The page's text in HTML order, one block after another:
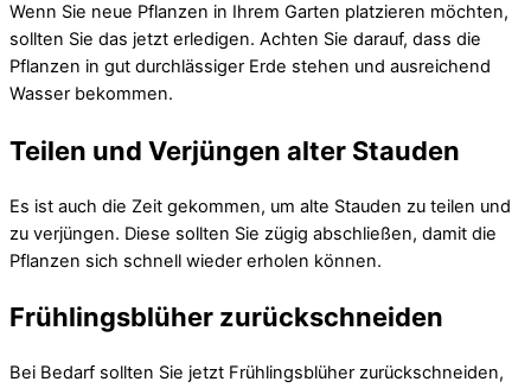
Wenn Sie neue Pflanzen in Ihrem Garten platzieren möchten,
sollten Sie das jetzt erledigen. Achten Sie darauf, dass die
Pflanzen in gut durchlässiger Erde stehen und ausreichend
Wasser bekommen.
Teilen und Verjüngen alter Stauden
Es ist auch die Zeit gekommen, um alte Stauden zu teilen und
zu verjüngen. Diese sollten Sie zügig abschließen, damit die
Pflanzen sich schnell wieder erholen können.
Frühlingsblüher zurückschneiden
Bei Bedarf sollten Sie jetzt Frühlingsblüher zurückschneiden,